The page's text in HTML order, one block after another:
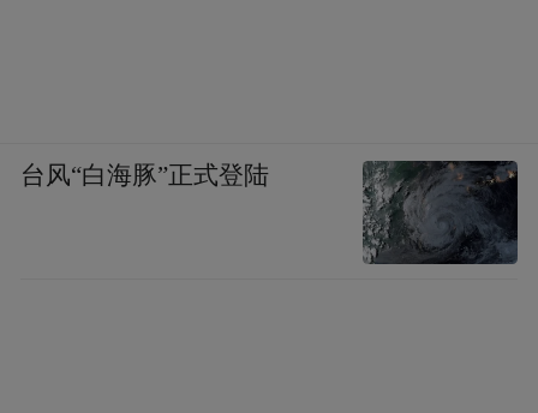
台风“白海豚”正式登陆